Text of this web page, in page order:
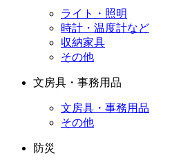
ライト・照明
時計・温度計など
収納家具
その他
文房具・事務用品
文房具・事務用品
その他
防災